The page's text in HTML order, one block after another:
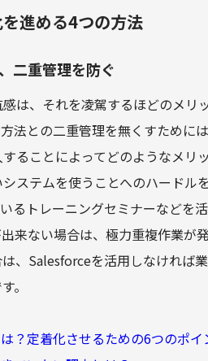
進める4つの方法
二重管理を防ぐ
は、それを凌駕するほどのメリ
法との二重管理を無くすために
ることによってどのようなメリ
ステムを使うことへのハードル
るトレーニングセミナーなどを
来ない場合は、極力重複作業が
、Salesforceを活用しなければ
。
？定着化させるための6つのポイ